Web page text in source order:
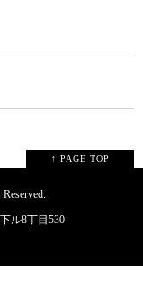
↑ PAGE TOP
ル8丁目530